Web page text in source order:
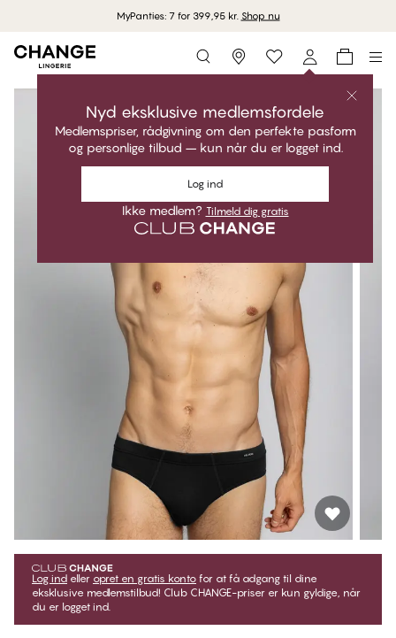
MyPanties: 7 for 399,95 kr. Shop nu
Storefinder
Nyd eksklusive medlemsfordele
Medlemspriser, rådgivning om den perfekte pasform
og personlige tilbud – kun når du er logget ind.
Log ind
Ikke medlem? Tilmeld dig gratis
Log ind eller opret en gratis konto for at få adgang til dine
eksklusive medlemstilbud! Club CHANGE-priser er kun gyldige, når
du er logget ind.